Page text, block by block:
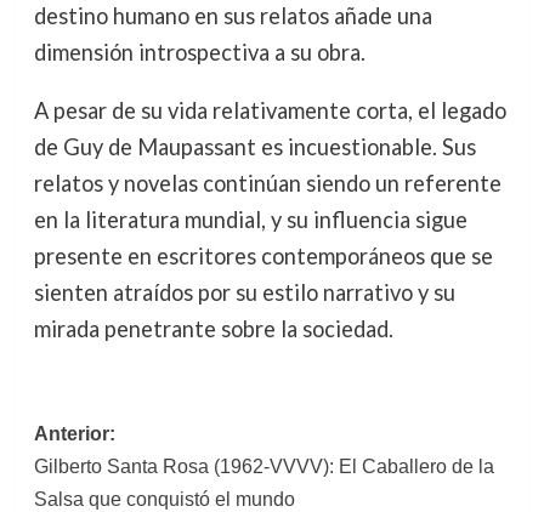
destino humano en sus relatos añade una
dimensión introspectiva a su obra.
A pesar de su vida relativamente corta, el legado
de Guy de Maupassant es incuestionable. Sus
relatos y novelas continúan siendo un referente
en la literatura mundial, y su influencia sigue
presente en escritores contemporáneos que se
sienten atraídos por su estilo narrativo y su
mirada penetrante sobre la sociedad.
Navegación
de
Anterior:
Gilberto Santa Rosa (1962-VVVV): El Caballero de la
Salsa que conquistó el mundo